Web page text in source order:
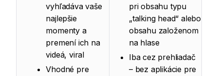
vyhľadáva vaše
najlepšie
momenty a
premení ich na
videá, viral
Vhodné pre
pri obsahu typu
„talking head“ alebo
obsahu založenom
na hlase
Iba cez prehliadač
– bez aplikácie pre